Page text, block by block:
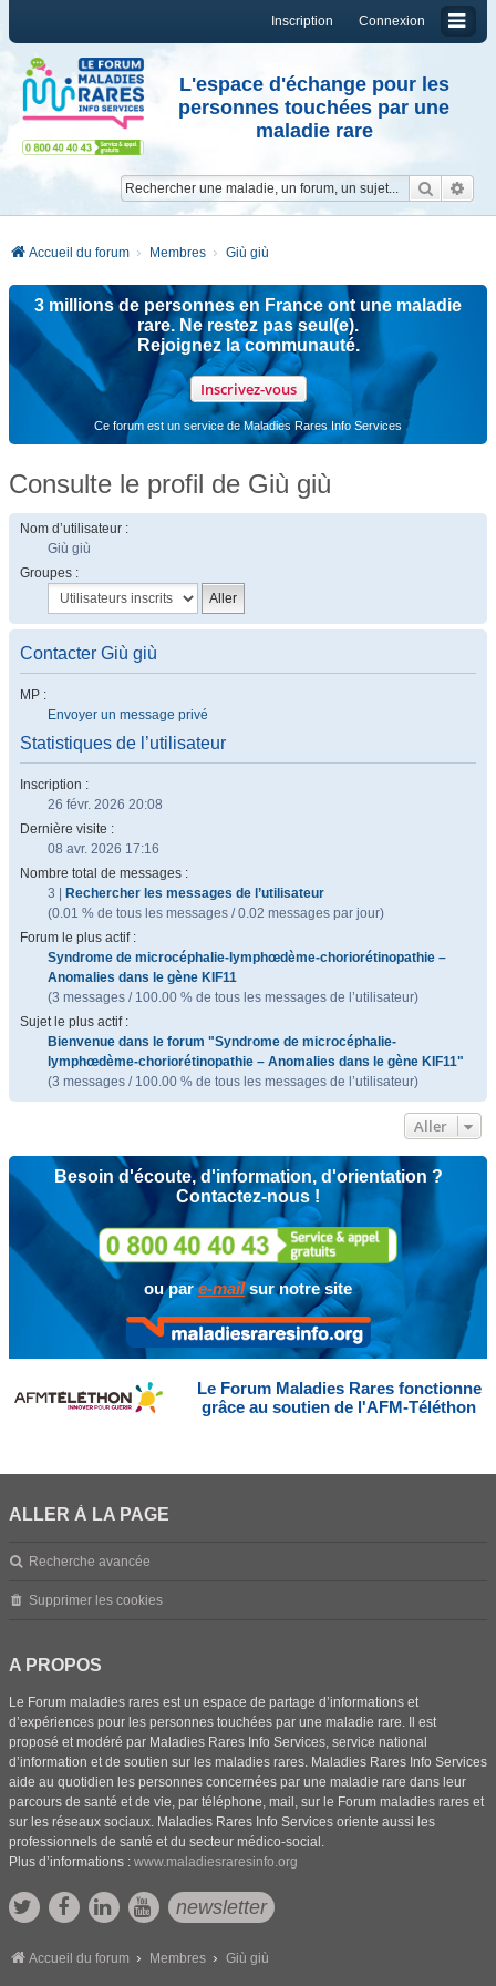
Connexion
Inscription
L'espace d'échange pour les
personnes touchées par une
maladie rare
Accueil du forum Membres Giù giù
3 millions de personnes en France ont une maladie
rare. Ne restez pas seul(e).
Rejoignez la communauté.
Inscrivez-vous
Ce forum est un service de Maladies Rares Info Services
Consulte le profil de Giù giù
Nom d’utilisateur :
Giù giù
Groupes :
Contacter Giù giù
MP :
Envoyer un message privé
Statistiques de l’utilisateur
Inscription :
26 févr. 2026 20:08
Dernière visite :
08 avr. 2026 17:16
Nombre total de messages :
3 |
Rechercher les messages de l’utilisateur
(0.01 % de tous les messages / 0.02 messages par jour)
Forum le plus actif :
Syndrome de microcéphalie-lymphœdème-choriorétinopathie –
Anomalies dans le gène KIF11
(3 messages / 100.00 % de tous les messages de l’utilisateur)
Sujet le plus actif :
Bienvenue dans le forum "Syndrome de microcéphalie-
lymphœdème-choriorétinopathie – Anomalies dans le gène KIF11"
(3 messages / 100.00 % de tous les messages de l’utilisateur)
Aller
Besoin d'écoute, d'information, d'orientation ?
Contactez-nous !
ou pare-mailsur notre site
Le Forum Maladies Rares fonctionne
grâce au soutien de l'AFM-Téléthon
ALLER À LA PAGE
Recherche avancée
Supprimer les cookies
A PROPOS
Le Forum maladies rares est un espace de partage d’informations et
d’expériences pour les personnes touchées par une maladie rare. Il est
proposé et modéré par Maladies Rares Info Services, service national
d’information et de soutien sur les maladies rares. Maladies Rares Info Services
aide au quotidien les personnes concernées par une maladie rare dans leur
parcours de santé et de vie, par téléphone, mail, sur le Forum maladies rares et
sur les réseaux sociaux. Maladies Rares Info Services oriente aussi les
professionnels de santé et du secteur médico-social.
Plus d’informations : www.maladiesraresinfo.org
newsletter
Accueil du forum Membres Giù giù